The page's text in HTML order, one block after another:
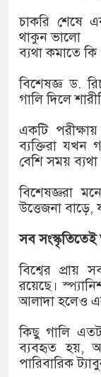
চাকরি শেষে
থাকুন ভালো
ব্যথা কমাতে কি
বিশেষজ্ঞ ড.
গালি দিলে
একটি
ব্যক্তিরা যখন
বেশি সময়
বিশেষজ্ঞরা
উত্তেজনা
সব
বিশ্বের প্রায়
রয়েছে।
আলাদা হলেও
কিছু গালি
ব্যবহৃত হয়,
পারিবারিক